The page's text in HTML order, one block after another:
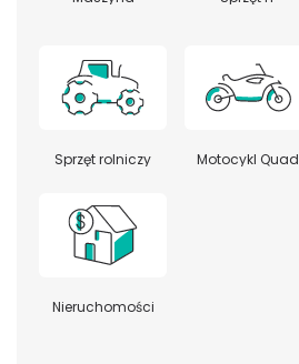
Sprzęt rolniczy Motocykl Quad
Nieruchomości